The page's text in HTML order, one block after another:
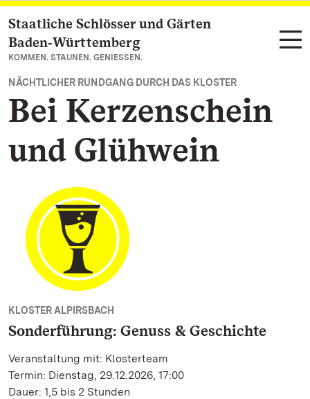
Zum Hauptinhalt springen
Staatliche Schlösser und Gärten
Baden‑Württemberg
KOMMEN. STAUNEN. GENIESSEN.
NÄCHTLICHER RUNDGANG DURCH DAS KLOSTER
Bei Kerzenschein
und Glühwein
KLOSTER ALPIRSBACH
Sonderführung: Genuss & Geschichte
Veranstaltung mit: Klosterteam
Termin: Dienstag, 29.12.2026, 17:00
Dauer: 1,5 bis 2 Stunden